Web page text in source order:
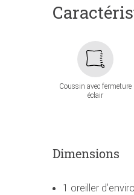
Coussin avec fermeture
éclair
Dimensions
1 oreiller